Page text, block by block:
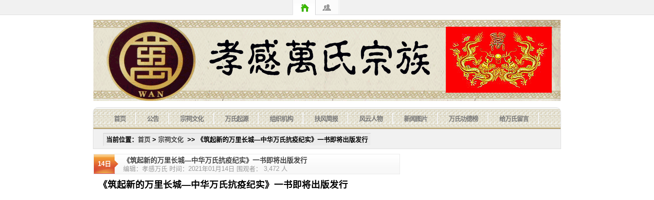
首页 公告 宗祠文化 万氏起源 组织机构 扶风简报 风云人物 新闻图片 万氏功德榜 给万氏留言
当前位置： 首页 > 宗祠文化 >> 《筑起新的万里长城—中华万氏抗疫纪实》一书即将出版发行
14日 《筑起新的万里长城—中华万氏抗疫纪实》一书即将出版发行
编辑：孝感万氏 时间：2021年01月14日 围观者： 3,472 人
《筑起新的万里长城—中华万氏抗疫纪实》一书即将出版发行